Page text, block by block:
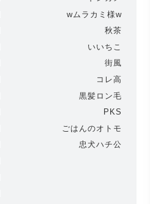
wムラカミ様w
秋茶
いいちこ
街風
コレ高
黒髪ロン毛
PKS
ごはんのオトモ
忠犬ハチ公